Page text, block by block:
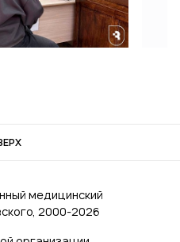
медицинский
2000‑2026